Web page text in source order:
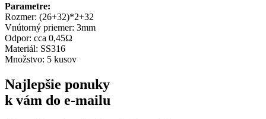
Parametre:
Rozmer: (26+32)*2+32
Vnútorný priemer: 3mm
Odpor: cca 0,45Ω
Materiál: SS316
Množstvo: 5 kusov
Najlepšie ponuky
k vám do e-mailu